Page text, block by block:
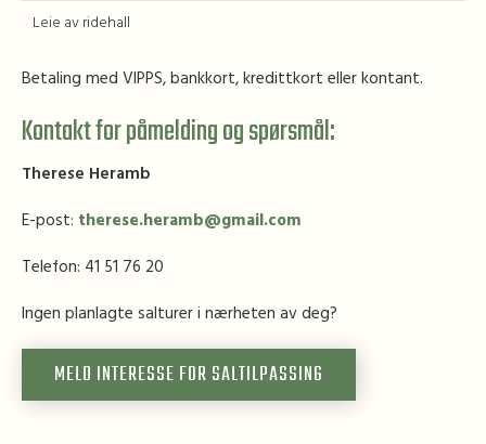
Leie av ridehall
Betaling med VIPPS, bankkort, kredittkort eller kontant.
Kontakt for påmelding og spørsmål:
Therese Heramb
E-post: therese.heramb@gmail.com
Telefon: 41 51 76 20
Ingen planlagte salturer i nærheten av deg?
MELD INTERESSE FOR SALTILPASSING